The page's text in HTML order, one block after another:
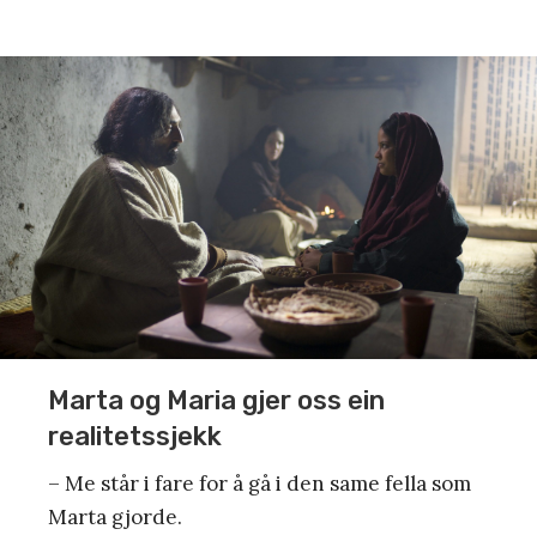
Marta og Maria gjer oss ein
realitetssjekk
– Me står i fare for å gå i den same fella som
Marta gjorde.